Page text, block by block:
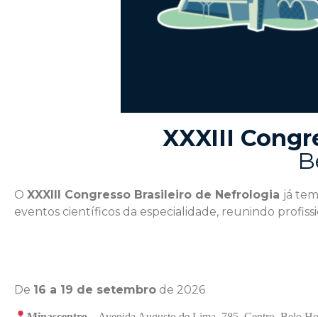
XXXIII
O XXXIII Congresso Brasileiro de Nefrologia já
eventos científicos da especialidade, reunindo
De 16 a 19 de setembro de 2026